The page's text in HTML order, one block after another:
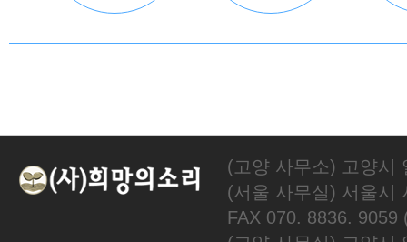
(고양 사무소) 고양시
(서울 사무실) 서울시
FAX 070. 8836. 9059